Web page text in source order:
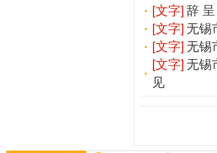
[文字] 辞 呈
[文字] 无锡
[文字] 无锡
[文字] 无锡
见